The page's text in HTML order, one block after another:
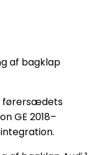
førersædets
GE 2018–